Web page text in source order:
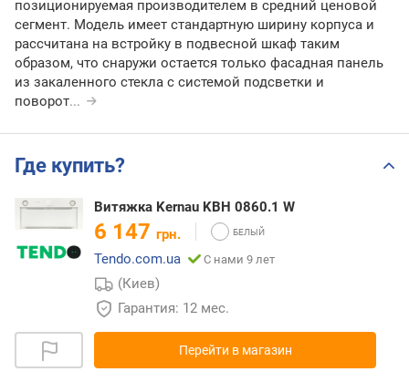
позиционируемая производителем в средний ценовой
сегмент. Модель имеет стандартную ширину корпуса и
рассчитана на встройку в подвесной шкаф таким
образом, что снаружи остается только фасадная панель
из закаленного стекла с системой подсветки и
поворот...
Где купить?
Витяжка Kernau KBH 0860.1 W
6 147 грн.
Tendo.com.ua
С нами 9 лет
(Киев)
Гарантия: 12 мес.
Перейти в магазин